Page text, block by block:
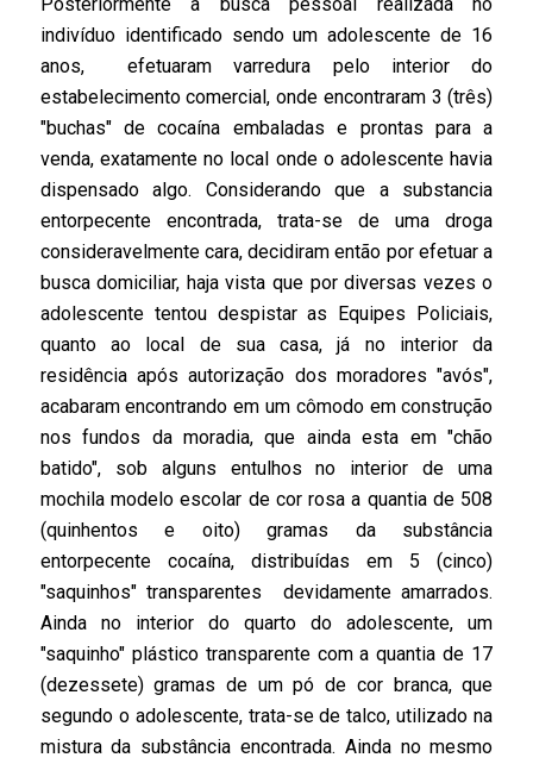
indivíduo identificado sendo um adolescente de 16
anos, efetuaram varredura pelo interior do
estabelecimento comercial, onde encontraram 3 (três)
"buchas" de cocaína embaladas e prontas para a
venda, exatamente no local onde o adolescente havia
dispensado algo. Considerando que a substancia
entorpecente encontrada, trata-se de uma droga
consideravelmente cara, decidiram então por efetuar a
busca domiciliar, haja vista que por diversas vezes o
adolescente tentou despistar as Equipes Policiais,
quanto ao local de sua casa, já no interior da
residência após autorização dos moradores "avós",
acabaram encontrando em um cômodo em construção
nos fundos da moradia, que ainda esta em "chão
batido", sob alguns entulhos no interior de uma
mochila modelo escolar de cor rosa a quantia de 508
(quinhentos e oito) gramas da substância
entorpecente cocaína, distribuídas em 5 (cinco)
"saquinhos" transparentes devidamente amarrados.
Ainda no interior do quarto do adolescente, um
"saquinho" plástico transparente com a quantia de 17
(dezessete) gramas de um pó de cor branca, que
segundo o adolescente, trata-se de talco, utilizado na
mistura da substância encontrada. Ainda no mesmo